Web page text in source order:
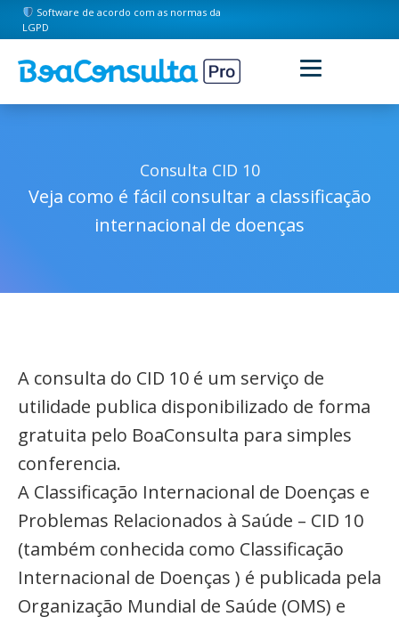
Software de acordo com as normas da
LGPD
Consulta CID 10
Veja como é fácil consultar a classificação
internacional de doenças
A consulta do CID 10 é um serviço de
utilidade publica disponibilizado de forma
gratuita pelo BoaConsulta para simples
conferencia.
A Classificação Internacional de Doenças e
Problemas Relacionados à Saúde – CID 10
(também conhecida como Classificação
Internacional de Doenças ) é publicada pela
Organização Mundial de Saúde (OMS) e